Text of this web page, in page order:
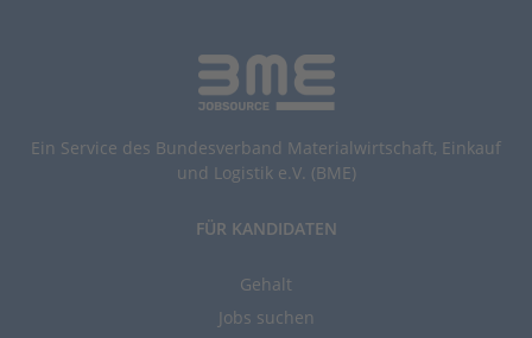
Ein Service des Bundesverband Materialwirtschaft, Einkauf
und Logistik e.V. (BME)
FÜR KANDIDATEN
Gehalt
Jobs suchen